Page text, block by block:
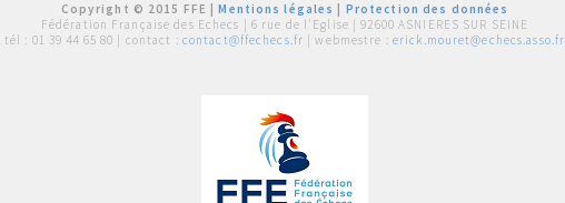
Copyright © 2015 FFE |Mentions légales
Protection des données
Fédération Française des Echecs | 6 rue de l'Eglise | 92600 ASNIERES SUR SEINE
tél : 01 39 44 65 80 | contact : contact@ffechecs.fr | webmestre : erick.mouret@echecs.asso.fr